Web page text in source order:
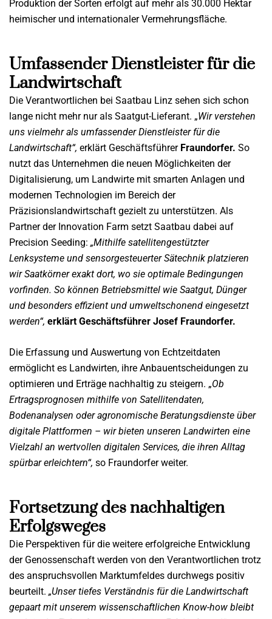
Produktion der Sorten erfolgt auf mehr als 30.000 Hektar
heimischer und internationaler Vermehrungsfläche.
Umfassender Dienstleister für die
Landwirtschaft
Die Verantwortlichen bei Saatbau Linz sehen sich schon
lange nicht mehr nur als Saatgut-Lieferant. „Wir verstehen
uns vielmehr als umfassender Dienstleister für die
Landwirtschaft“, erklärt Geschäftsführer Fraundorfer. So
nutzt das Unternehmen die neuen Möglichkeiten der
Digitalisierung, um Landwirte mit smarten Anlagen und
modernen Technologien im Bereich der
Präzisionslandwirtschaft gezielt zu unterstützen. Als
Partner der Innovation Farm setzt Saatbau dabei auf
Precision Seeding: „Mithilfe satellitengestützter
Lenksysteme und sensorgesteuerter Sätechnik platzieren
wir Saatkörner exakt dort, wo sie optimale Bedingungen
vorfinden. So können Betriebsmittel wie Saatgut, Dünger
und besonders effizient und umweltschonend eingesetzt
werden“, erklärt Geschäftsführer Josef Fraundorfer.
Die Erfassung und Auswertung von Echtzeitdaten
ermöglicht es Landwirten, ihre Anbauentscheidungen zu
optimieren und Erträge nachhaltig zu steigern. „Ob
Ertragsprognosen mithilfe von Satellitendaten,
Bodenanalysen oder agronomische Beratungsdienste über
digitale Plattformen – wir bieten unseren Landwirten eine
Vielzahl an wertvollen digitalen Services, die ihren Alltag
spürbar erleichtern“, so Fraundorfer weiter.
Fortsetzung des nachhaltigen
Erfolgsweges
Die Perspektiven für die weitere erfolgreiche Entwicklung
der Genossenschaft werden von den Verantwortlichen trotz
des anspruchsvollen Marktumfeldes durchwegs positiv
beurteilt. „Unser tiefes Verständnis für die Landwirtschaft
gepaart mit unserem wissenschaftlichen Know-how bleibt